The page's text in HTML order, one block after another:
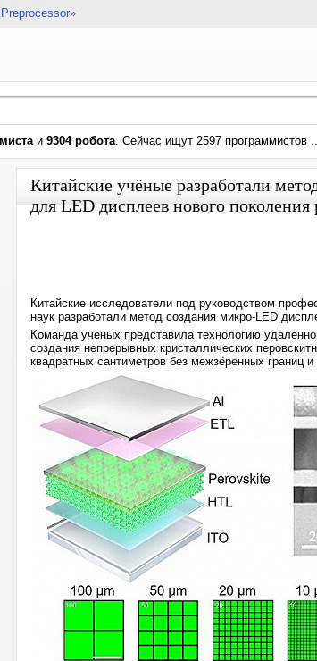
и 9304 робота. Сейчас ищут 2597 программистов
Китайские учёные разработали
для LED дисплеев нового
Китайские исследователи под руководством
наук разработали метод создания микро-LED
Команда учёных представила технологию
создания непрерывных кристаллических
квадратных сантиметров без межзёренных границ